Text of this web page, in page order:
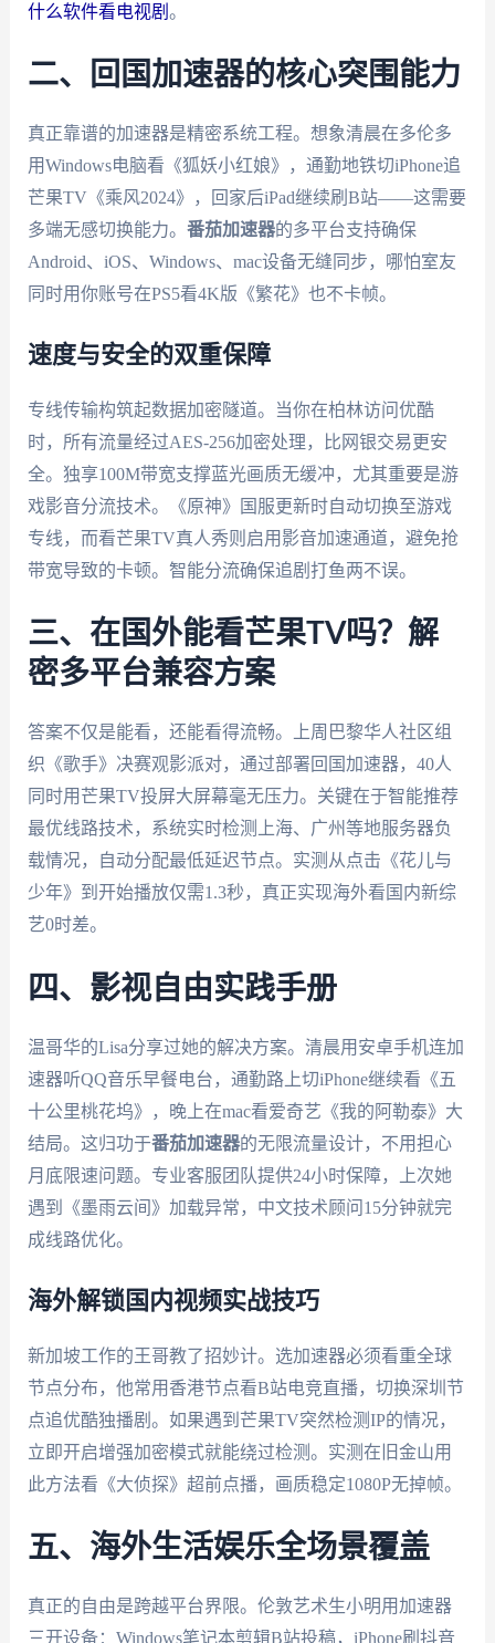
什么软件看电视剧 。
二、回国加速器的核心突围能力
真正靠谱的加速器是精密系统工程。想象清晨在多伦多
用Windows电脑看《狐妖小红娘》，通勤地铁切iPhone追
芒果TV《乘风2024》，回家后iPad继续刷B站——这需要
多端无感切换能力。 番茄加速器的多平台支持确保
Android、iOS、Windows、mac设备无缝同步，哪怕室友
同时用你账号在PS5看4K版《繁花》也不卡帧。
速度与安全的双重保障
专线传输构筑起数据加密隧道。当你在柏林访问优酷
时，所有流量经过AES-256加密处理，比网银交易更安
全。独享100M带宽支撑蓝光画质无缓冲，尤其重要是游
戏影音分流技术。《原神》国服更新时自动切换至游戏
专线，而看芒果TV真人秀则启用影音加速通道，避免抢
带宽导致的卡顿。智能分流确保追剧打鱼两不误。
三、在国外能看芒果TV吗？解
密多平台兼容方案
答案不仅是能看，还能看得流畅。上周巴黎华人社区组
织《歌手》决赛观影派对，通过部署回国加速器，40人
同时用芒果TV投屏大屏幕毫无压力。关键在于智能推荐
最优线路技术，系统实时检测上海、广州等地服务器负
载情况，自动分配最低延迟节点。实测从点击《花儿与
少年》到开始播放仅需1.3秒，真正实现海外看国内新综
艺0时差。
四、影视自由实践手册
温哥华的Lisa分享过她的解决方案。清晨用安卓手机连加
速器听QQ音乐早餐电台，通勤路上切iPhone继续看《五
十公里桃花坞》，晚上在mac看爱奇艺《我的阿勒泰》大
结局。这归功于番茄加速器的无限流量设计，不用担心
月底限速问题。专业客服团队提供24小时保障，上次她
遇到《墨雨云间》加载异常，中文技术顾问15分钟就完
成线路优化。
海外解锁国内视频实战技巧
新加坡工作的王哥教了招妙计。选加速器必须看重全球
节点分布，他常用香港节点看B站电竞直播，切换深圳节
点追优酷独播剧。如果遇到芒果TV突然检测IP的情况，
立即开启增强加密模式就能绕过检测。实测在旧金山用
此方法看《大侦探》超前点播，画质稳定1080P无掉帧。
五、海外生活娱乐全场景覆盖
真正的自由是跨越平台界限。伦敦艺术生小明用加速器
三开设备：Windows笔记本剪辑B站投稿，iPhone刷抖音